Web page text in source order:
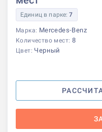
Единиц в парке:7
Марка: Mercedes-Benz
Количество мест: 8
Цвет: Черный